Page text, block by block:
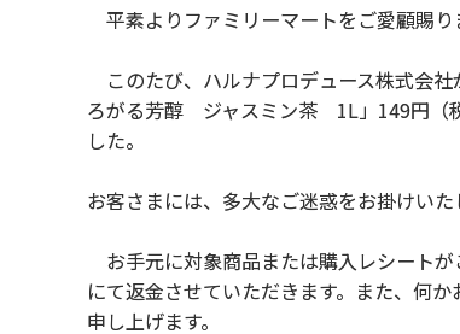
平素よりファミリーマートをご愛顧賜り
このたび、ハルナプロデュース株式会
ろがる芳醇 ジャスミン茶 1L」149円（
した。
お客さまには、多大なご迷惑をお掛けい
お手元に対象商品または購入レシート
にて返金させていただきます。また、何
申し上げます。